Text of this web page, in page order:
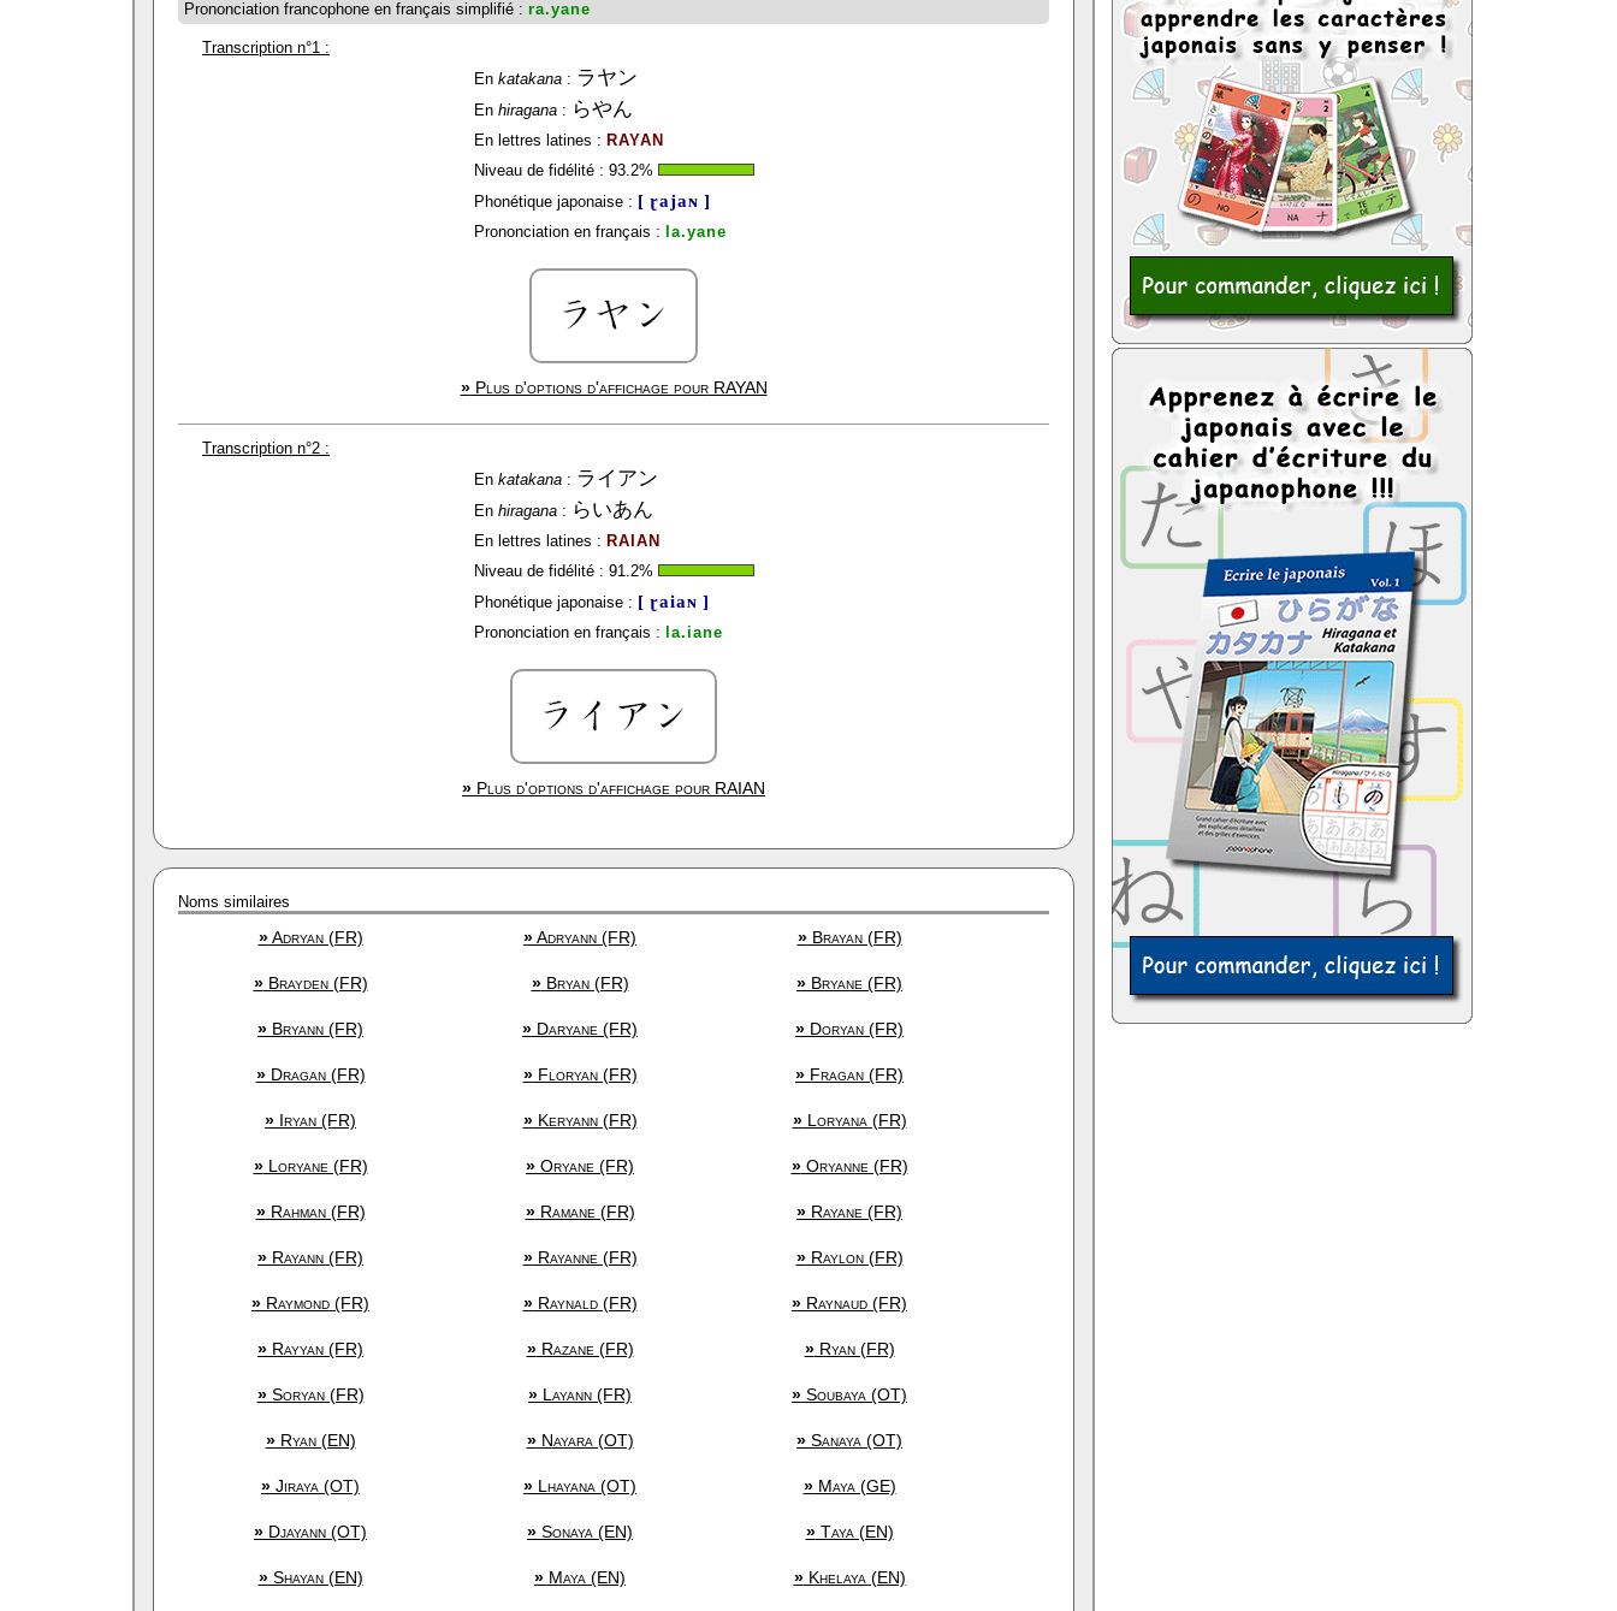
Prononciation francophone en français simplifié : ra.yane
Transcription n°1 :
En katakana: ラヤン
En hiragana: らやん
En lettres latines : RAYAN
Niveau de fidélité : 93.2%
Phonétique japonaise : [ ɽajaɴ ]
Prononciation en français : la.yane
»Plus d'options d'affichage pourRAYAN
Transcription n°2 :
En katakana: ライアン
En hiragana: らいあん
En lettres latines : RAIAN
Niveau de fidélité : 91.2%
Phonétique japonaise : [ ɽaiaɴ ]
Prononciation en français : la.iane
» Plus d'options d'affichage pour RAIAN
Noms similaires
»Adryan (FR) »Adryann (FR) »Brayan (FR)
»Brayden (FR) »Bryan (FR) » Bryane (FR)
» Bryann (FR) » Daryane (FR) » Doryan (FR)
»Dragan (FR) »Floryan (FR) » Fragan (FR)
» Iryan (FR) »Keryann (FR) »Loryana (FR)
»Loryane (FR) » Oryane (FR) »Oryanne (FR)
»Rahman (FR) »Ramane (FR) » Rayane (FR)
» Rayann (FR) »Rayanne (FR) »Raylon (FR)
» Raymond (FR) »Raynald (FR) » Raynaud (FR)
» Rayyan (FR) »Razane (FR) »Ryan (FR)
»Soryan (FR) » Layann (FR) » Soubaya (OT)
»Ryan (EN) »Nayara (OT) » Sanaya (OT)
» Jiraya (OT) » Lhayana (OT) »Maya (GE)
» Djayann (OT) » Sonaya (EN) »Taya (EN)
»Shayan (EN) » Maya (EN) »Khelaya (EN)